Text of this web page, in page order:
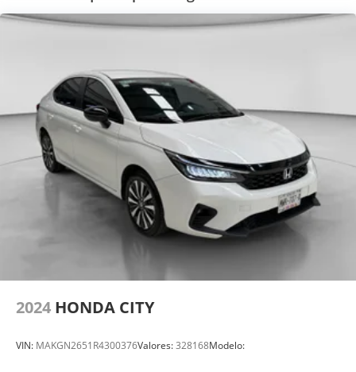
2024 HONDA CITY
VIN: MAKGN2651R4300376Valores:328168Modelo: